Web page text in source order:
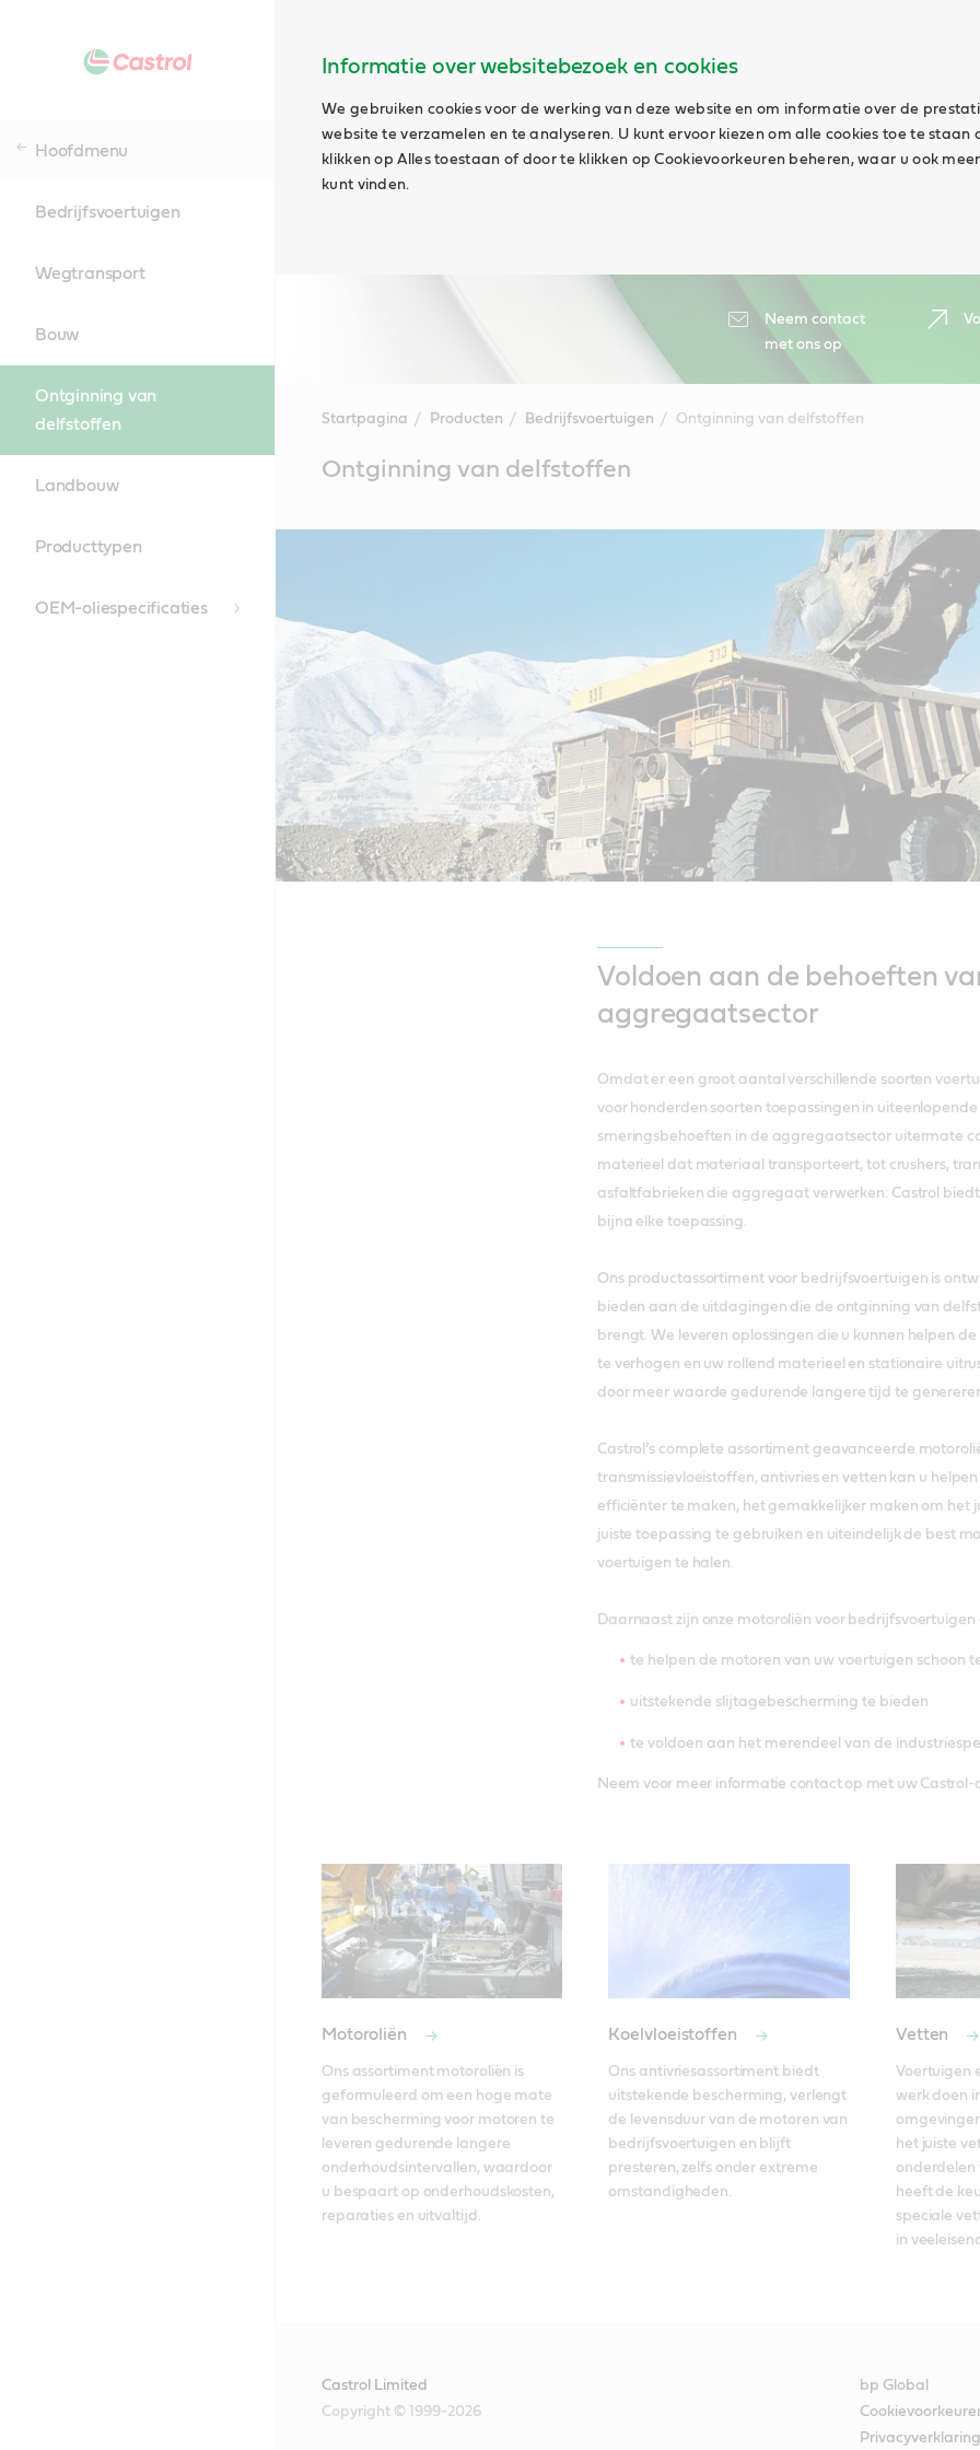
Informatie over websitebezoek en cookies
We gebruiken cookies voor de werking van deze website en om informatie over de
website te verzamelen en te analyseren. U kunt ervoor kiezen om alle cookies toe te staan
klikken op Alles toestaan of door te klikken op Cookievoorkeuren beheren, waar u ook
kunt vinden.
Neem contact
met ons op
Hoofdmenu
Bedrijfsvoertuigen
Wegtransport
Bouw
Ontginning van
delfstoffen
Landbouw
Producttypen
OEM-oliespecificaties
Startpagina Producten Bedrijfsvoertuigen Ontginning van delfstoffen
ContentOntginning van delfstoffen
Voldoen aan de behoeften
aggregaatsector
Omdat er een groot aantal verschillende soorten
voor honderden soorten toepassingen in
smeringsbehoeften in de aggregaatsector uitermate
materieel dat materiaal transporteert, tot crushers,
asfaltfabrieken die aggregaat verwerken: Castrol biedt
bijna elke toepassing.
Ons productassortiment voor bedrijfsvoertuigen is
bieden aan de uitdagingen die de ontginning van
brengt. We leveren oplossingen die u kunnen helpen
te verhogen en uw rollend materieel en stationaire
door meer waarde gedurende langere tijd te
Castrol’s complete assortiment geavanceerde
transmissievloeistoffen, antivries en vetten kan u
efficiënter te maken, het gemakkelijker maken om het
juiste toepassing te gebruiken en uiteindelijk de best
voertuigen te halen.
Daarnaast zijn onze motoroliën voor bedrijfsvoertuigen
te helpen de motoren van uw voertuigen schoon
uitstekende slijtagebescherming te bieden
te voldoen aan het merendeel van de
Neem voor meer informatie contact op met uw
Motoroliën
Ons assortiment motoroliën is
geformuleerd om een hoge mate
van bescherming voor motoren te
leveren gedurende langere
onderhoudsintervallen, waardoor
u bespaart op onderhoudskosten,
reparaties en uitvaltijd.
Koelvloeistoffen
Ons antivriesassortiment biedt
uitstekende bescherming, verlengt
de levensduur van de motoren van
bedrijfsvoertuigen en blijft
presteren, zelfs onder extreme
omstandigheden.
Vetten
Voertuigen
werk doen
het juiste
onderdelen
heeft de
speciale
in
Castrol Limited
Copyright © 1999-2026
bp Global